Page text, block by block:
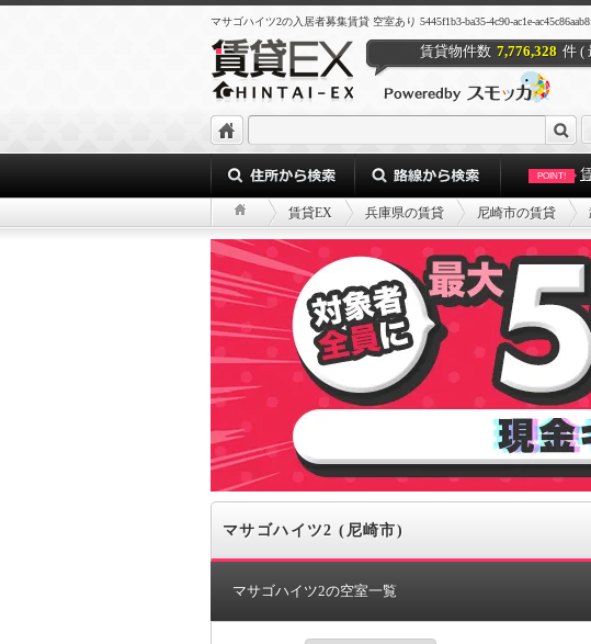
マサゴハイツ2の入居者募集賃貸 空室あり 5445f1b3-ba35-4c90-ac1e-
賃貸物件数 7,776,328 件 (
POINT!
賃貸EX 兵庫県の賃貸 尼崎市の賃貸
マサゴハイツ2 (尼崎市)
マサゴハイツ2の空室一覧